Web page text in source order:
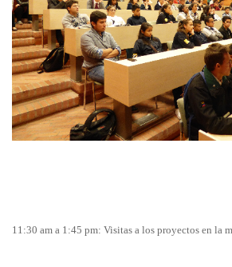
11:30 am a 1:45 pm: Visitas a los proyectos en la